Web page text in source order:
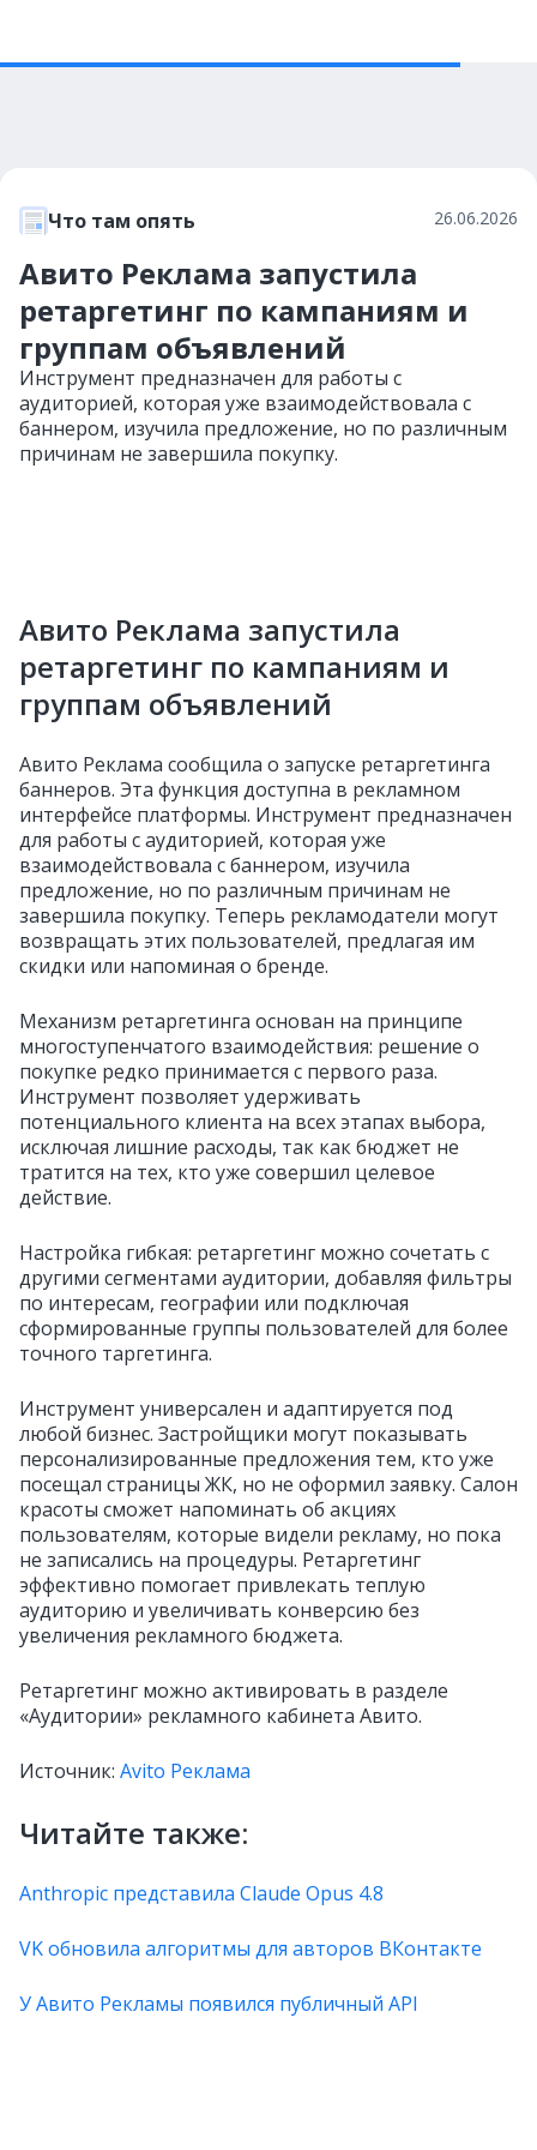
Что там опять 26.06.2026
Авито Реклама запустила
ретаргетинг по кампаниям и
группам объявлений
Инструмент предназначен для работы с
аудиторией, которая уже взаимодействовала с
баннером, изучила предложение, но по различным
причинам не завершила покупку.
Авито Реклама запустила
ретаргетинг по кампаниям и
группам объявлений
Авито Реклама сообщила о запуске ретаргетинга
баннеров. Эта функция доступна в рекламном
интерфейсе платформы. Инструмент предназначен
для работы с аудиторией, которая уже
взаимодействовала с баннером, изучила
предложение, но по различным причинам не
завершила покупку. Теперь рекламодатели могут
возвращать этих пользователей, предлагая им
скидки или напоминая о бренде.
Механизм ретаргетинга основан на принципе
многоступенчатого взаимодействия: решение о
покупке редко принимается с первого раза.
Инструмент позволяет удерживать
потенциального клиента на всех этапах выбора,
исключая лишние расходы, так как бюджет не
тратится на тех, кто уже совершил целевое
действие.
Настройка гибкая: ретаргетинг можно сочетать с
другими сегментами аудитории, добавляя фильтры
по интересам, географии или подключая
сформированные группы пользователей для более
точного таргетинга.
Инструмент универсален и адаптируется под
любой бизнес. Застройщики могут показывать
персонализированные предложения тем, кто уже
посещал страницы ЖК, но не оформил заявку. Салон
красоты сможет напоминать об акциях
пользователям, которые видели рекламу, но пока
не записались на процедуры. Ретаргетинг
эффективно помогает привлекать теплую
аудиторию и увеличивать конверсию без
увеличения рекламного бюджета.
Ретаргетинг можно активировать в разделе
«Аудитории» рекламного кабинета Авито.
Источник: Avito Реклама
Читайте также:
Anthropic представила Claude Opus 4.8
VK обновила алгоритмы для авторов ВКонтакте
У Авито Рекламы появился публичный API